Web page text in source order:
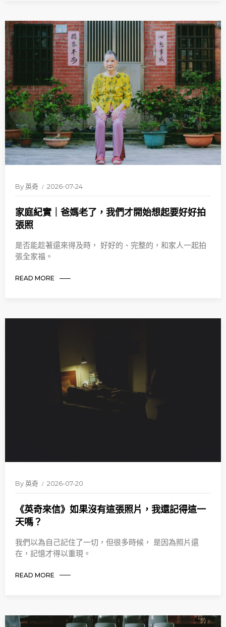
By英奇 2026-07-24
家庭紀實｜爸媽老了，我們才開始想起要好好拍
張照
是否能趁著還來得及時， 好好的、完整的，和家人一起拍
張全家福。
READ MORE
By英奇 2026-07-20
《英奇來信》如果沒有這張照片，我還記得這一
天嗎？
我們以為自己記住了一切，但很多時候， 是因為照片還
在，記憶才得以重現。
READ MORE